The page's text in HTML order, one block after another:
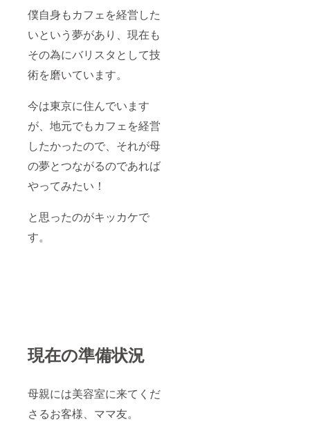
僕自身もカフェを経営した
いという夢があり、現在も
その為にバリスタとして技
術を磨いています。
今は東京に住んでいます
が、地元でもカフェを経営
したかったので、それが母
の夢とつながるのであれば
やってみたい！
と思ったのがキッカケで
す。
現在の準備状況
母親には美容室に来てくだ
さるお客様、ママ友。